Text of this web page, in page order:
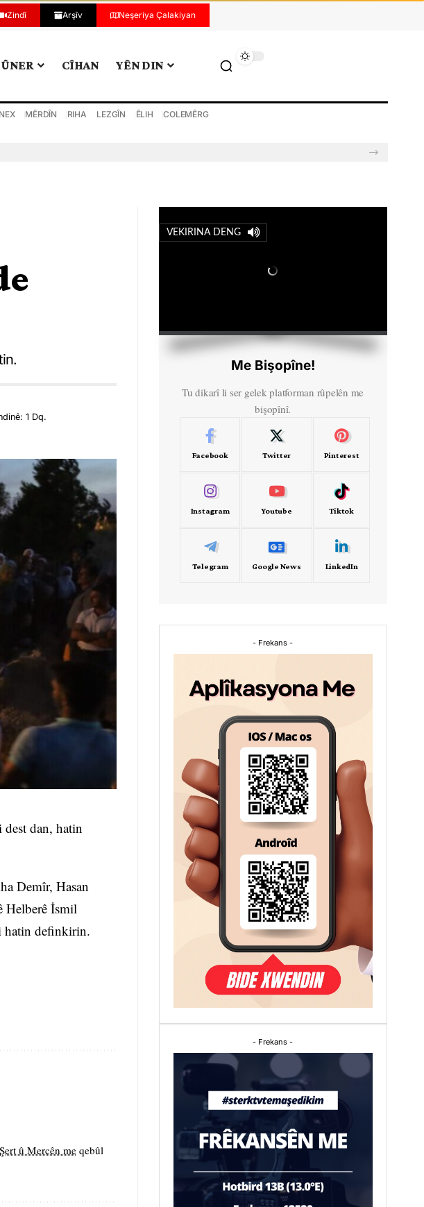
Zindî Arşîv Neşeriya Çalakiyan
CÎHAN YÊN DIN
MÊRDÎN RIHA LEZGÎN ÊLIH COLEMÊRG
1 Dq.
dan, hatin
Demîr, Hasan
Helberê İsmil
hatin definkirin.
Şert û Mercên me qebûl
VEKIRINA DENG
Me Bişopîne!
Tu dikarî li ser gelek platforman rûpelên me
bişopînî.
Facebook Twitter Pinterest
Instagram Youtube Tiktok
Telegram Google News LinkedIn
- Frekans -
- Frekans -